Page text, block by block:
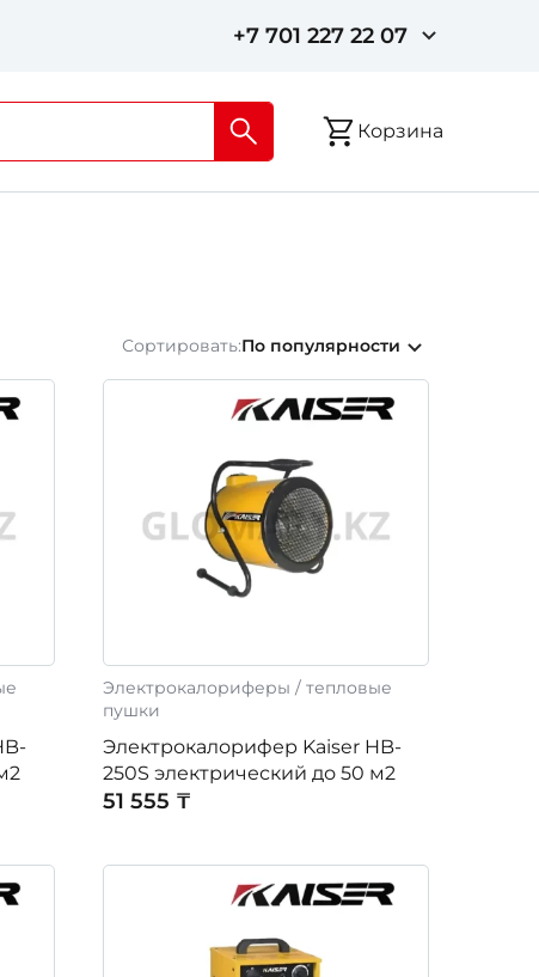
+7 701 227 22 07
Корзина
Сортировать:По популярности
Электрокалориферы / тепловые
пушки
Электрокалорифер Kaiser HB-
250S электрический до 50 м2
51 555 ₸